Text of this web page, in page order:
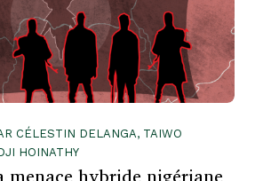
CÉLESTIN DELANGA, TAIWO
HOINATHY